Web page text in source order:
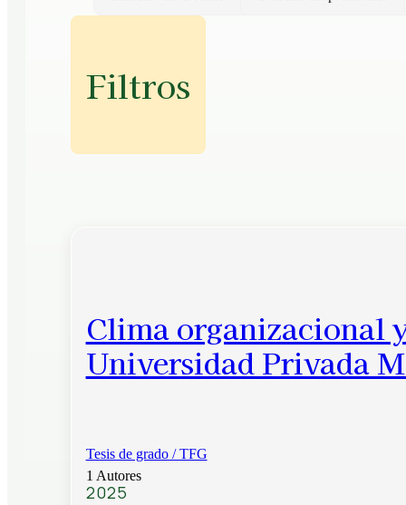
Filtros
Clima organizacional
Universidad Privada
Tesis de grado / TFG
1 Autores
2025